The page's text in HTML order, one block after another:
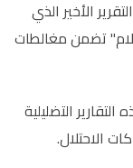
الأخير الذي
تضمن مغالطات
التضليلية
الاحتلال.